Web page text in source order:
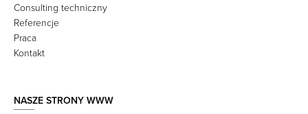
Consulting techniczny
Referencje
Praca
Kontakt
NASZE STRONY WWW